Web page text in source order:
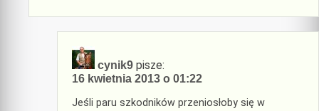
cynik9 pisze:
16 kwietnia 2013 o 01:22
Jeśli paru szkodników przeniosłoby się w